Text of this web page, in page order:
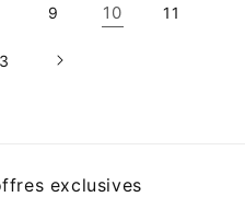
9 10 11
exclusives